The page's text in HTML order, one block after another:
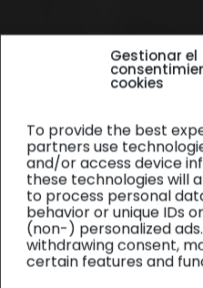
Gestionar el
cookies
To provide the best
partners use
and/or access device
these technologies will
to process personal
behavior or unique IDs
(non-) personalized
withdrawing consent,
certain features and